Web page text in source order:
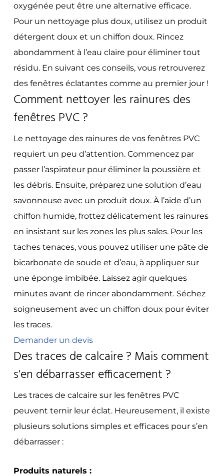
oxygénée peut être une alternative efficace.
Pour un nettoyage plus doux, utilisez un produit
détergent doux et un chiffon doux. Rincez
abondamment à l’eau claire pour éliminer tout
résidu. En suivant ces conseils, vous retrouverez
des fenêtres éclatantes comme au premier jour !
Comment nettoyer les rainures des
fenêtres PVC ?
Le nettoyage des rainures de vos fenêtres PVC
requiert un peu d’attention. Commencez par
passer l’aspirateur pour éliminer la poussière et
les débris. Ensuite, préparez une solution d’eau
savonneuse avec un produit doux. À l’aide d’un
chiffon humide, frottez délicatement les rainures
en insistant sur les zones les plus sales. Pour les
taches tenaces, vous pouvez utiliser une pâte de
bicarbonate de soude et d’eau, à appliquer sur
une éponge imbibée. Laissez agir quelques
minutes avant de rincer abondamment. Séchez
soigneusement avec un chiffon doux pour éviter
les traces.
Demander un devis
Des traces de calcaire ? Mais comment
s'en débarrasser efficacement ?
Les traces de calcaire sur les fenêtres PVC
peuvent ternir leur éclat. Heureusement, il existe
plusieurs solutions simples et efficaces pour s’en
débarrasser :
Produits naturels :